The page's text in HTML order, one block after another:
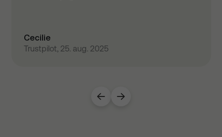
Cecilie
Trustpilot, 25. aug. 2025
 